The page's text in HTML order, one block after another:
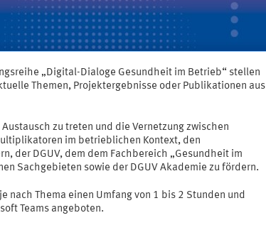
„Digital-Dialoge Gesundheit im Betrieb“ stellen
Themen, Projektergebnisse oder Publikationen aus
zu treten und die Vernetzung zwischen
im betrieblichen Kontext, den
der DGUV, dem dem Fachbereich „Gesundheit im
Sachgebieten sowie der DGUV Akademie zu fördern.
nach Thema einen Umfang von 1 bis 2 Stunden und
Teams angeboten.